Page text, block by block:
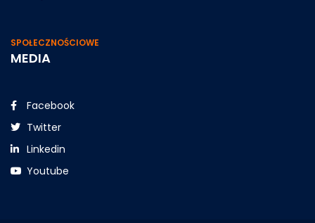
SPOŁECZNOŚCIOWE
MEDIA
Facebook
Twitter
Linkedin
Youtube